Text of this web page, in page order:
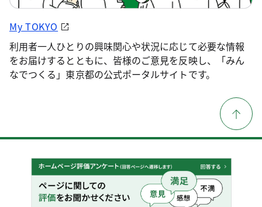
My TOKYO
利用者一人ひとりの興味関心や状況に応じて必要な情報
をお届けするとともに、皆様のご意見を反映し、「みん
なでつくる」東京都の公式ポータルサイトです。